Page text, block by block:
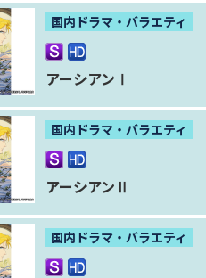
国内ドラマ・バラエティ
アーシアンⅠ
国内ドラマ・バラエティ
アーシアンⅡ
国内ドラマ・バラエティ